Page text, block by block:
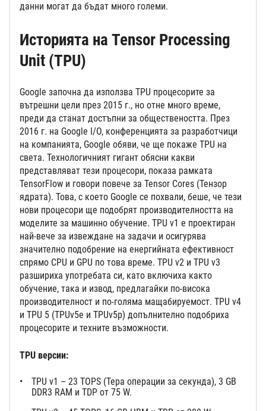
данни могат да бъдат много големи.
Историята на Tensor Processing
Unit (TPU)
Google започна да използва TPU процесорите за
вътрешни цели през 2015 г., но отне много време,
преди да станат достъпни за обществеността. През
2016 г. на Google I/O, конференцията за разработчици
на компанията, Google обяви, че ще покаже TPU на
света. Технологичният гигант обясни какви
представляват тези процесори, показа рамката
TensorFlow и говори повече за Tensor Cores (Тензор
ядрата). Това, с което Google се похвали, беше, че тези
нови процесори ще подобрят производителността на
моделите за машинно обучение. TPU v1 е проектиран
най-вече за извеждане на задачи и осигурява
значително подобрение на енергийната ефективност
спрямо CPU и GPU по това време. TPU v2 и TPU v3
разшириха употребата си, като включиха както
обучение, така и извод, предлагайки по-висока
производителност и по-голяма мащабируемост. TPU v4
и TPU 5 (TPUv5e и TPUv5p) допълнително подобриха
процесорите и техните възможности.
TPU версии:
TPU v1 – 23 TOPS (Тера операции за секунда), 3 GB
DDR3 RAM и TDP от 75 W.